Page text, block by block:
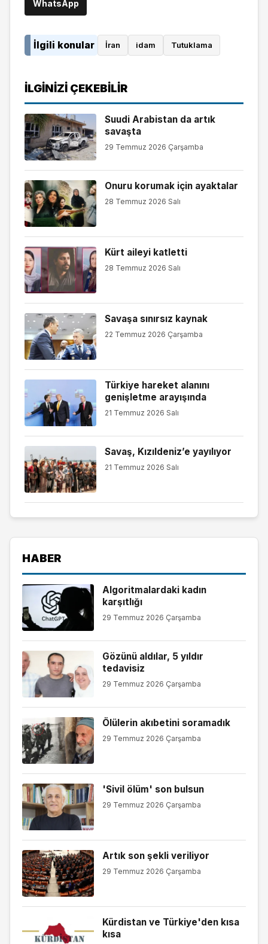
WhatsApp
İlgili konular İran idam Tutuklama
İLGINIZI ÇEKEBILIR
Suudi Arabistan da artık
savaşta
29 Temmuz 2026 Çarşamba
Onuru korumak için ayaktalar
28 Temmuz 2026 Salı
Kürt aileyi katletti
28 Temmuz 2026 Salı
Savaşa sınırsız kaynak
22 Temmuz 2026 Çarşamba
Türkiye hareket alanını
genişletme arayışında
21 Temmuz 2026 Salı
Savaş, Kızıldeniz’e yayılıyor
21 Temmuz 2026 Salı
HABER
Algoritmalardaki kadın
karşıtlığı
29 Temmuz 2026 Çarşamba
Gözünü aldılar, 5 yıldır
tedavisiz
29 Temmuz 2026 Çarşamba
Ölülerin akıbetini soramadık
29 Temmuz 2026 Çarşamba
'Sivil ölüm' son bulsun
29 Temmuz 2026 Çarşamba
Artık son şekli veriliyor
29 Temmuz 2026 Çarşamba
Kürdistan ve Türkiye'den kısa
kısa